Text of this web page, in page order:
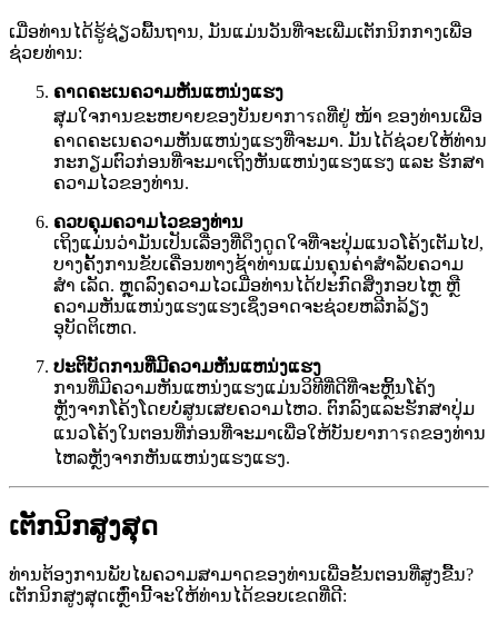
ເມື່ອທ່ານໄດ້ຮູ້ຊ່ຽວພື້ນຖານ, ມັນແມ່ນວັນທີ່ຈະເພີ່ມເຕັກນິກກາງເພື່ອ
ຊ່ວຍທ່ານ:
ຄາດຄະເນຄວາມຫັນແຫນ່ງແຮງ
ສຸມໃຈການຂະຫຍາຍຂອງບັນຍາກารถທີ່ຢູ່ ໜ້າ ຂອງທ່ານເພື່ອ
ຄາດຄະເນຄວາມຫັນແຫນ່ງແຮງທີ່ຈະມາ. ມັນໄດ້ຊ່ວຍໃຫ້ທ່ານ
ກະກຽມຕົວກ່ອນທີ່ຈະມາເຖິງຫັນແຫນ່ງແຮງແຮງ ແລະ ຮັກສາ
ຄວາມໄວຂອງທ່ານ.
ຄວບຄຸມຄວາມໄວຂອງທ່ານ
ເຖິງແມ່ນວ່າມັນເປັນເລື່ອງທີ່ດຶງດູດໃຈທີ່ຈະປຸ່ມແນວໂຄ້ງເຕັມໄປ,
ບາງຄັ້ງການຂັບເຄື່ອນທາງຊ້າທ່ານແມ່ນຄຸນຄ່າສໍາລັບຄວາມ
ສຳ ເລັດ. ຫຼຸດລົງຄວາມໄວເມື່ອທ່ານໄດ້ປະກົດສິ່ງກອບໄຫຼ ຫຼື
ຄວາມຫັນແຫນ່ງແຮງແຮງເຊິ່ງອາດຈະຊ່ວຍຫລີກລ້ຽງ
ອຸບັດຕິເຫດ.
ປະຕິບັດການທີ່ມີຄວາມຫັນແຫນ່ງແຮງ
ການທີ່ມີຄວາມຫັນແຫນ່ງແຮງແມ່ນວິທີທີ່ດີທີ່ຈະຫຼິ້ນໂຄ້ງ
ຫຼັງຈາກໂຄ້ງໂດຍບໍ່ສູນເສຍຄວາມໄຫວ. ຕົກລົງແລະຮັກສາປຸ່ມ
ແນວໂຄ້ງໃນຕອນທີ່ກ່ອນທີ່ຈະມາເພື່ອໃຫ້ບັນຍາກารถຂອງທ່ານ
ໄຫລຫຼັງຈາກຫັນແຫນ່ງແຮງແຮງ.
ເຕັກນິກສູງສຸດ
ທ່ານຕ້ອງການພັບໄພຄວາມສາມາດຂອງທ່ານເພື່ອຂັ້ນຕອນທີ່ສູງຂື້ນ?
ເຕັກນິກສູງສຸດເຫຼົ່ານີ້ຈະໃຫ້ທ່ານໄດ້ຂອບເຂດທີ່ດີ: